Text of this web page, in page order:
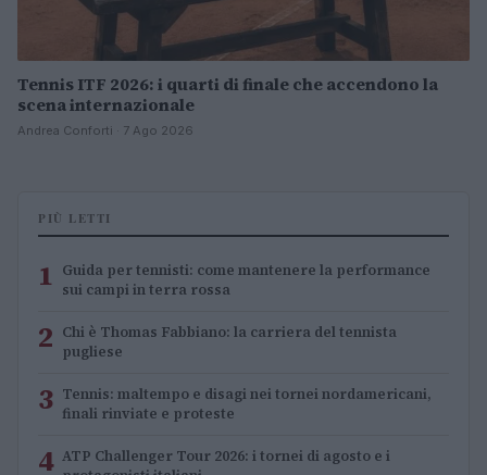
Tennis ITF 2026: i quarti di finale che accendono la
scena internazionale
Andrea Conforti · 7 Ago 2026
PIÙ LETTI
1 Guida per tennisti: come mantenere la performance
sui campi in terra rossa
2 Chi è Thomas Fabbiano: la carriera del tennista
pugliese
3 Tennis: maltempo e disagi nei tornei nordamericani,
finali rinviate e proteste
4 ATP Challenger Tour 2026: i tornei di agosto e i